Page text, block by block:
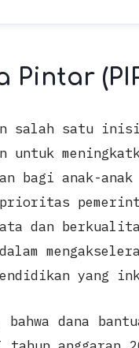
Pintar
salah satu
untuk
bagi anak-
dan
yang
bahwa dana